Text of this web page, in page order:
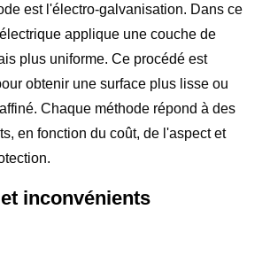
est l'électro-galvanisation. Dans ce
applique une couche de
plus uniforme. Ce procédé est
obtenir une surface plus lisse ou
Chaque méthode répond à des
en fonction du coût, de l'aspect et
inconvénients